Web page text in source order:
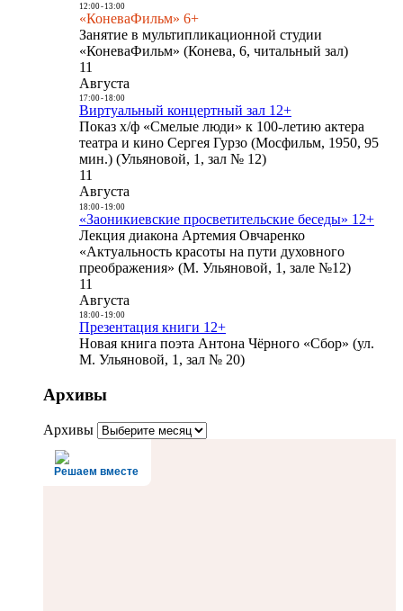
12:00- 13:00
«КоневаФильм» 6+
Занятие в мультипликационной студии
«КоневаФильм» (Конева, 6, читальный зал)
11
Августа
17:00- 18:00
Виртуальный концертный зал 12+
Показ х/ф «Смелые люди» к 100-летию актера
театра и кино Сергея Гурзо (Мосфильм, 1950, 95
мин.) (Ульяновой, 1, зал № 12)
11
Августа
18:00- 19:00
«Заоникиевские просветительские беседы» 12+
Лекция диакона Артемия Овчаренко
«Актуальность красоты на пути духовного
преображения» (М. Ульяновой, 1, зале №12)
11
Августа
18:00- 19:00
Презентация книги 12+
Новая книга поэта Антона Чёрного «Сбор» (ул.
М. Ульяновой, 1, зал № 20)
Архивы
Архивы
Решаем вместе